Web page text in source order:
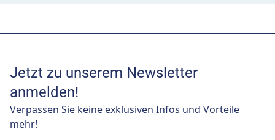
Jetzt zu unserem Newsletter
anmelden!
Verpassen Sie keine exklusiven Infos und Vorteile
mehr!